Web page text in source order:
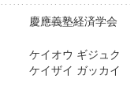
慶應義塾経済学会
ケイオウ ギジュク
ケイザイ ガッカイ